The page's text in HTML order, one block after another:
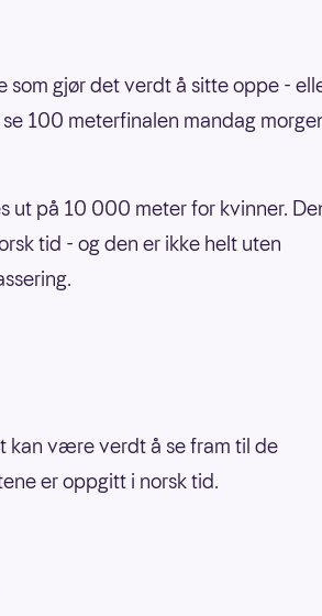
som gjør det verdt å sitte oppe -
100 meterfinalen mandag
ut på 10 000 meter for kvinner.
tid - og den er ikke helt uten
kan være verdt å se fram til de
er oppgitt i norsk tid.